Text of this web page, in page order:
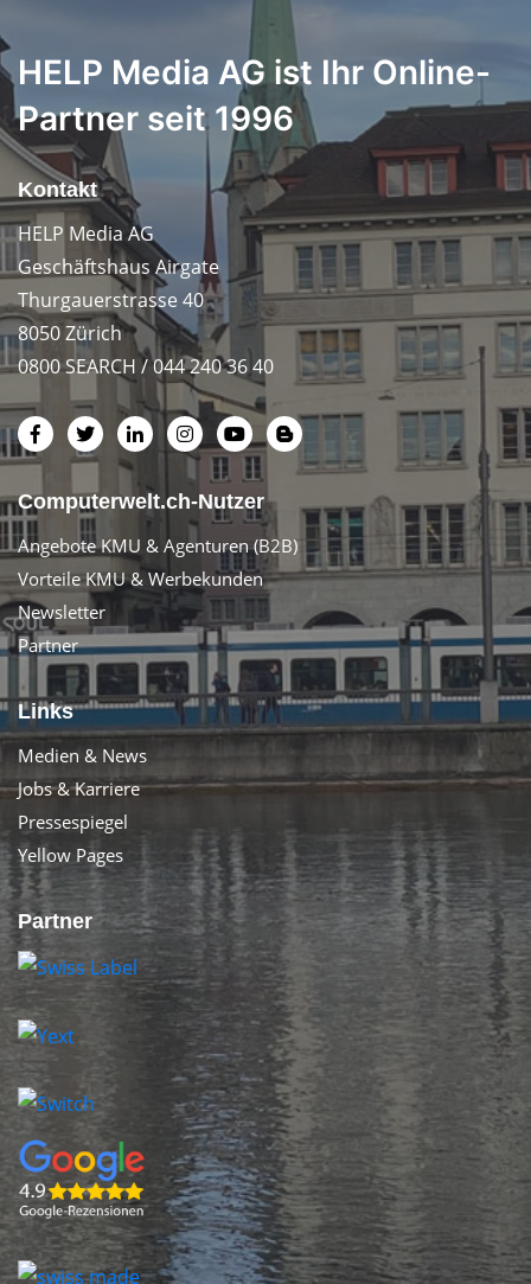
HELP Media AG ist Ihr Online-
Partner seit 1996
Kontakt
HELP Media AG
Geschäftshaus Airgate
Thurgauerstrasse 40
8050 Zürich
0800 SEARCH / 044 240 36 40
Computerwelt.ch-Nutzer
Angebote KMU & Agenturen (B2B)
Vorteile KMU & Werbekunden
Newsletter
Partner
Links
Medien & News
Jobs & Karriere
Pressespiegel
Yellow Pages
Partner